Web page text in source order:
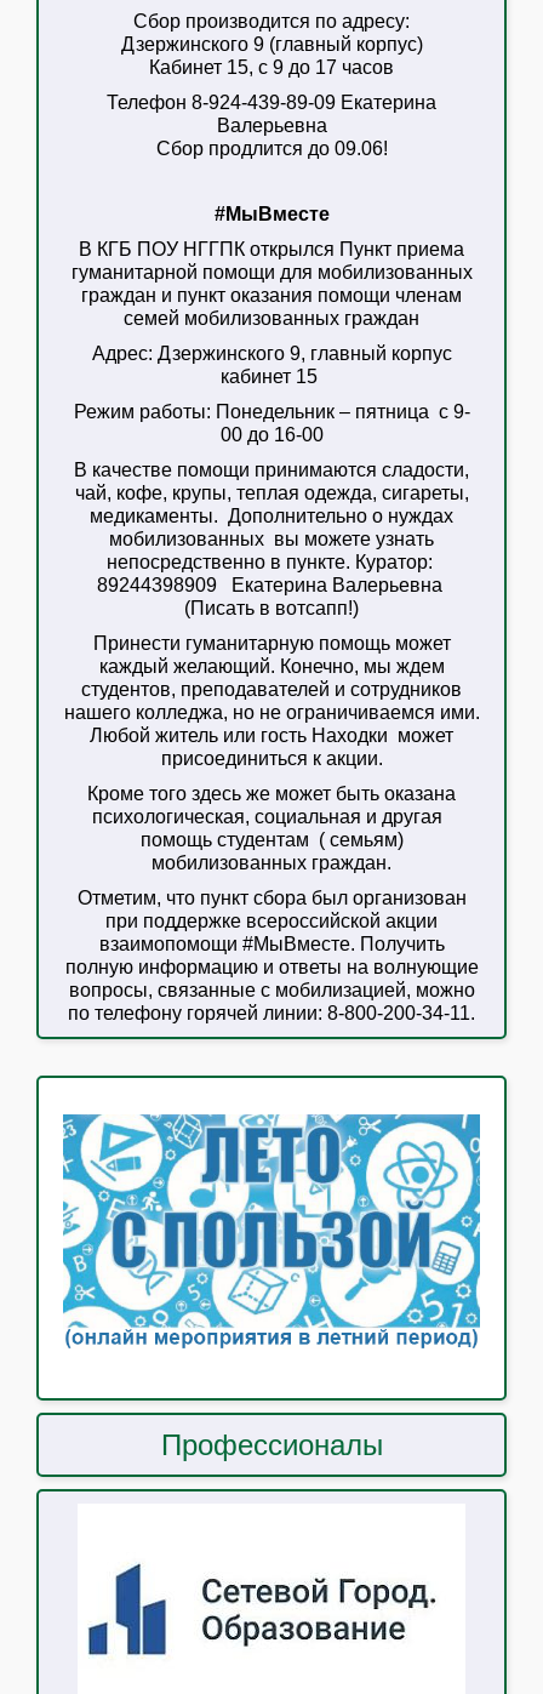
Сбор производится по адресу:
Дзержинского 9 (главный корпус)
Кабинет 15, с 9 до 17 часов
Телефон 8-924-439-89-09 Екатерина
Валерьевна
Сбор продлится до 09.06!
#МыВместе
В КГБ ПОУ НГГПК открылся Пункт приема
гуманитарной помощи для мобилизованных
граждан и пункт оказания помощи членам
семей мобилизованных граждан
Адрес: Дзержинского 9, главный корпус
кабинет 15
Режим работы: Понедельник – пятница с 9-
00 до 16-00
В качестве помощи принимаются сладости,
чай, кофе, крупы, теплая одежда, сигареты,
медикаменты. Дополнительно о нуждах
мобилизованных вы можете узнать
непосредственно в пункте. Куратор:
89244398909 Екатерина Валерьевна
(Писать в вотсапп!)
Принести гуманитарную помощь может
каждый желающий. Конечно, мы ждем
студентов, преподавателей и сотрудников
нашего колледжа, но не ограничиваемся ими.
Любой житель или гость Находки может
присоединиться к акции.
Кроме того здесь же может быть оказана
психологическая, социальная и другая
помощь студентам ( семьям)
мобилизованных граждан.
Отметим, что пункт сбора был организован
при поддержке всероссийской акции
взаимопомощи #МыВместе. Получить
полную информацию и ответы на волнующие
вопросы, связанные с мобилизацией, можно
по телефону горячей линии: 8-800-200-34-11.
Профессионалы